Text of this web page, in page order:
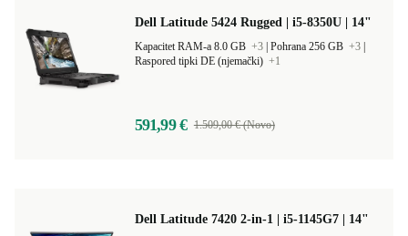
Dell Latitude 5424 Rugged | i5-8350U | 14"
Kapacitet RAM-a 8.0 GB +3 Pohrana 256 GB +3
Raspored tipki DE (njemački) +1
591,99 € 1.509,00 € (Novo)
Dell Latitude 7420 2-in-1 | i5-1145G7 | 14"